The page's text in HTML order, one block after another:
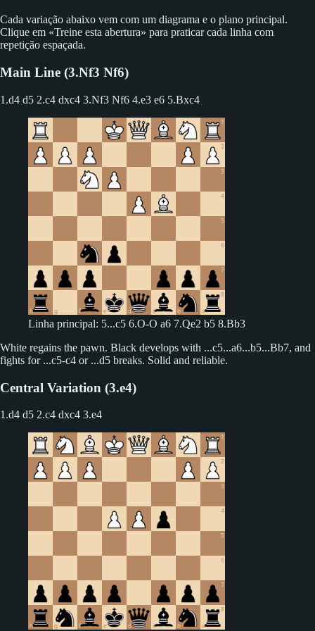
Cada variação abaixo vem com um diagrama e o plano principal.
Clique em «Treine esta abertura» para praticar cada linha com
repetição espaçada.
Main Line (3.Nf3 Nf6)
1.d4 d5 2.c4 dxc4 3.Nf3 Nf6 4.e3 e6 5.Bxc4
Linha principal: 5...c5 6.O-O a6 7.Qe2 b5 8.Bb3
White regains the pawn. Black develops with ...c5...a6...b5...Bb7, and
fights for ...c5-c4 or ...d5 breaks. Solid and reliable.
Central Variation (3.e4)
1.d4 d5 2.c4 dxc4 3.e4